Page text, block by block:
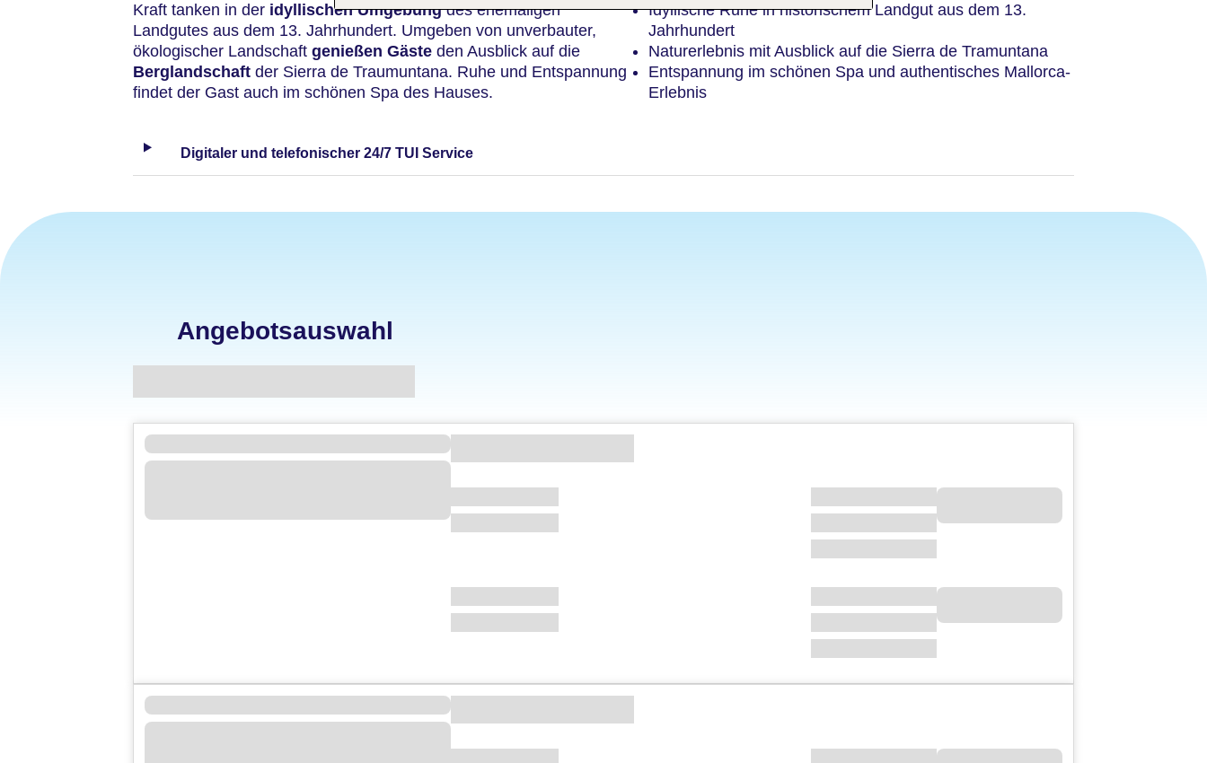
Kraft tanken in der idyllischen Umgebungdes ehemaligen
Landgutes aus dem 13. Jahrhundert. Umgeben von unverbauter,
ökologischer Landschaft genießen Gäste den Ausblick auf die
Berglandschaft der Sierra de Traumuntana. Ruhe und Entspannung
findet der Gast auch im schönen Spa des Hauses.
Idyllische Ruhe in historischem Landgut aus dem 13.
Jahrhundert
Naturerlebnis mit Ausblick auf die Sierra de Tramuntana
Entspannung im schönen Spa und authentisches Mallorca-
Erlebnis
Digitaler und telefonischer 24/7 TUI Service
Angebotsauswahl